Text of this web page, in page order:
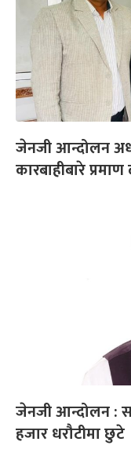
जेनजी आन्दोलन
कारबाहीबारे
जेनजी आन्दोलन :
हजार धरौटीमा छुटे